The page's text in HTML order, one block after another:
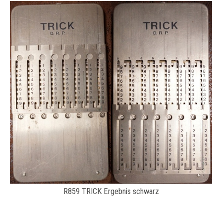
R859 TRICK Ergebnis schwarz